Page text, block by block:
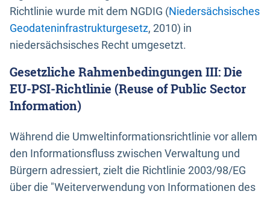
Richtlinie wurde mit dem NGDIG (Niedersächsisches
Geodateninfrastrukturgesetz, 2010) in
niedersächsisches Recht umgesetzt.
Gesetzliche Rahmenbedingungen III: Die
EU-PSI-Richtlinie (Reuse of Public Sector
Information)
Während die Umweltinformationsrichtlinie vor allem
den Informationsfluss zwischen Verwaltung und
Bürgern adressiert, zielt die Richtlinie 2003/98/EG
über die "Weiterverwendung von Informationen des